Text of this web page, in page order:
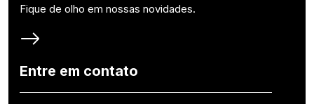
Fique de olho em nossas novidades.
Entre em contato